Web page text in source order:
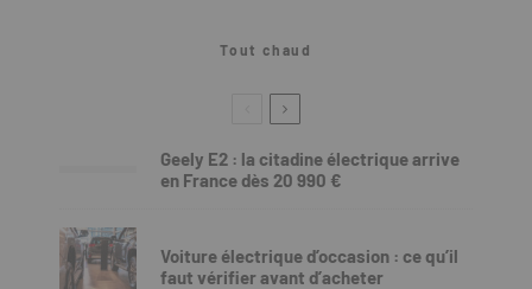
Tout chaud
Geely E2 : la citadine électrique arrive
en France dès 20 990 €
Voiture électrique d’occasion : ce qu’il
faut vérifier avant d’acheter